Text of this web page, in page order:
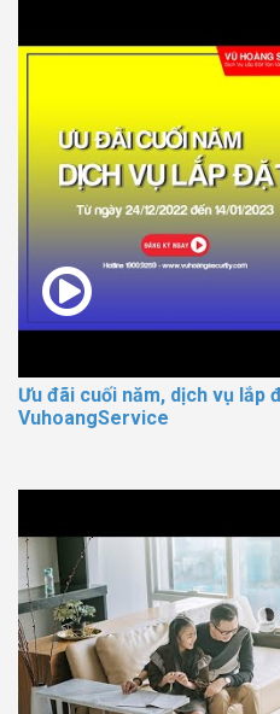
Ưu đãi cuối năm, dịch vụ lắp
VuhoangService